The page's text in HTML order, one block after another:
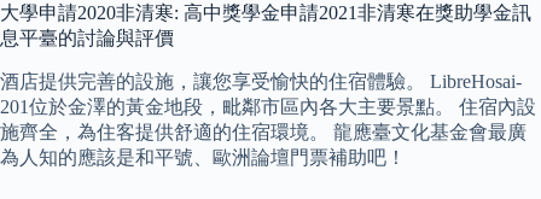
大學申請2020非清寒: 高中獎學金申請2021非清寒在獎助學金訊
息平臺的討論與評價
酒店提供完善的設施，讓您享受愉快的住宿體驗。 LibreHosai-
201位於金澤的黃金地段，毗鄰市區內各大主要景點。 住宿內設
施齊全，為住客提供舒適的住宿環境。 龍應臺文化基金會最廣
為人知的應該是和平號、歐洲論壇門票補助吧！